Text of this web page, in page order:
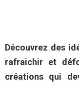
Découvrez des
rafraichir et
créations qui